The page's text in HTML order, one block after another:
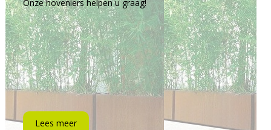
Onze hoveniers helpen u graag!
Lees meer